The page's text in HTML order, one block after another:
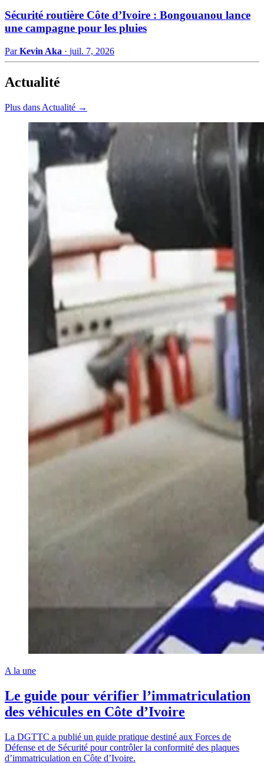
Sécurité routière Côte d’Ivoire : Bongouanou lance
une campagne pour les pluies
ParKevin Aka · juil. 7, 2026
Actualité
Plus dans Actualité →
A la une
Le guide pour vérifier l’immatriculation
des véhicules en Côte d’Ivoire
La DGTTC a publié un guide pratique destiné aux Forces de
Défense et de Sécurité pour contrôler la conformité des plaques
d’immatriculation en Côte d’Ivoire.